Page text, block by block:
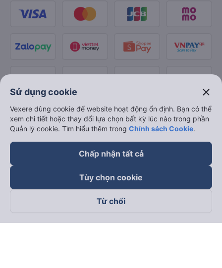
Theo dõi chúng tôi trên
Sử dụng cookie close
Vexere dùng cookie để website hoạt động ổn định. Bạn có thể
xem chi tiết hoặc thay đổi lựa chọn bất kỳ lúc nào trong phần
Quản lý cookie. Tìm hiểu thêm trong Chính sách Cookie.
Chấp nhận tất cả
Tùy chọn cookie
Từ chối